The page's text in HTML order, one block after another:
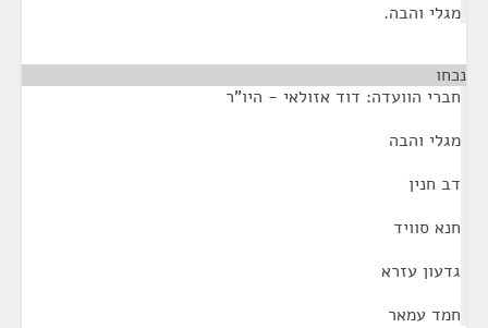
מגלי והבה.
נכחו
חברי הוועדה: דוד אזולאי - היו"ר
מגלי והבה
דב חנין
חנא סוויד
גדעון עזרא
חמד עמאר